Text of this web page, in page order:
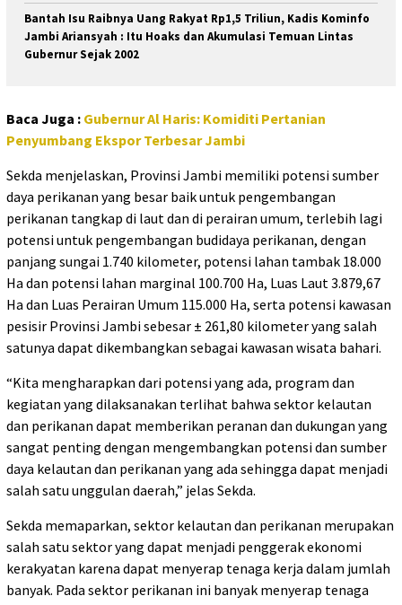
Bantah Isu Raibnya Uang Rakyat Rp1,5 Triliun, Kadis Kominfo
Jambi Ariansyah : Itu Hoaks dan Akumulasi Temuan Lintas
Gubernur Sejak 2002
Baca Juga : Gubernur Al Haris: Komiditi Pertanian
Penyumbang Ekspor Terbesar Jambi
Sekda menjelaskan, Provinsi Jambi memiliki potensi sumber
daya perikanan yang besar baik untuk pengembangan
perikanan tangkap di laut dan di perairan umum, terlebih lagi
potensi untuk pengembangan budidaya perikanan, dengan
panjang sungai 1.740 kilometer, potensi lahan tambak 18.000
Ha dan potensi lahan marginal 100.700 Ha, Luas Laut 3.879,67
Ha dan Luas Perairan Umum 115.000 Ha, serta potensi kawasan
pesisir Provinsi Jambi sebesar ± 261,80 kilometer yang salah
satunya dapat dikembangkan sebagai kawasan wisata bahari.
“Kita mengharapkan dari potensi yang ada, program dan
kegiatan yang dilaksanakan terlihat bahwa sektor kelautan
dan perikanan dapat memberikan peranan dan dukungan yang
sangat penting dengan mengembangkan potensi dan sumber
daya kelautan dan perikanan yang ada sehingga dapat menjadi
salah satu unggulan daerah,” jelas Sekda.
Sekda memaparkan, sektor kelautan dan perikanan merupakan
salah satu sektor yang dapat menjadi penggerak ekonomi
kerakyatan karena dapat menyerap tenaga kerja dalam jumlah
banyak. Pada sektor perikanan ini banyak menyerap tenaga